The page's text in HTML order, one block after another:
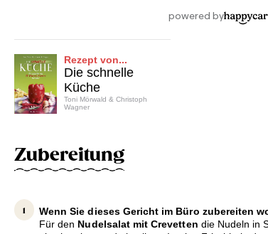
Rezept von...
Die schnelle
Küche
Toni Mörwald & Christoph
Wagner
Zubereitung
Wenn Sie dieses Gericht im Büro zubereiten
Für den Nudelsalat mit Crevetten die Nudeln in